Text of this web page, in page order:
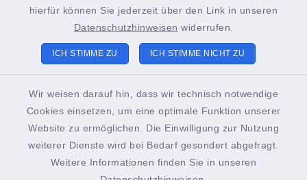
hierfür können Sie jederzeit über den Link in unseren
Datenschutzhinweisen widerrufen.
ICH STIMME ZU ICH STIMME NICHT ZU
Wir weisen darauf hin, dass wir technisch notwendige
Cookies einsetzen, um eine optimale Funktion unserer
Website zu ermöglichen. Die Einwilligung zur Nutzung
weiterer Dienste wird bei Bedarf gesondert abgefragt.
Weitere Informationen finden Sie in unseren
Kontakt
Datenschutz
Impressum